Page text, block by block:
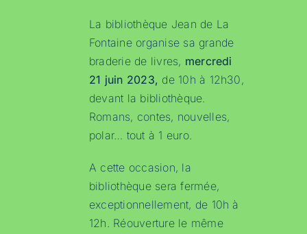
La bibliothèque Jean de La
Fontaine organise sa grande
braderie de livres, mercredi
21 juin 2023, de 10h à 12h30,
devant la bibliothèque.
Romans, contes, nouvelles,
polar… tout à 1 euro.
A cette occasion, la
bibliothèque sera fermée,
exceptionnellement, de 10h à
12h. Réouverture le même